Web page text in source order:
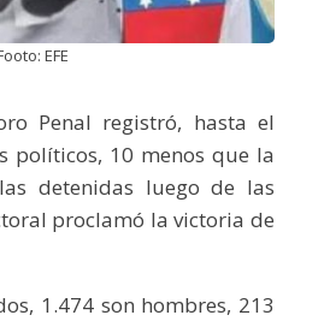
EFE
Penal registró, hasta el
políticos, 10 menos que la
detenidas luego de las
proclamó la victoria de
1.474 son hombres, 213